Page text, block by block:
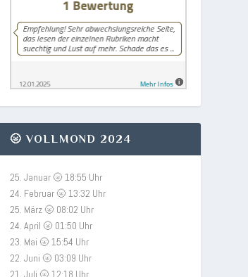
🌝 VOLLMOND 2024
25. Januar 🌝 18:55 Uhr
24. Februar 🌝 13:32 Uhr
25. März 🌝 08:02 Uhr
24. April 🌝 01:50 Uhr
23. Mai 🌝 15:54 Uhr
22. Juni 🌝 03:09 Uhr